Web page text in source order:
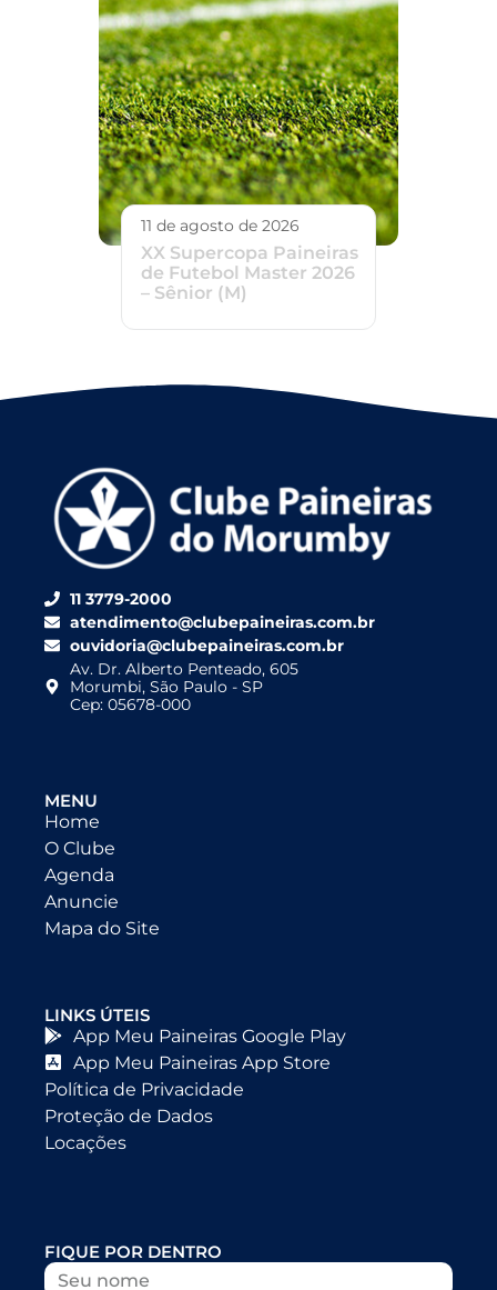
11 de agosto de 2026
XX Supercopa Paineiras
de Futebol Master 2026
– Sênior (M)
11 3779-2000
atendimento@clubepaineiras.com.br
ouvidoria@clubepaineiras.com.br
Av. Dr. Alberto Penteado, 605
Morumbi, São Paulo - SP
Cep: 05678-000
MENU
Home
O Clube
Agenda
Anuncie
Mapa do Site
LINKS ÚTEIS
App Meu Paineiras Google Play
App Meu Paineiras App Store
Política de Privacidade
Proteção de Dados
Locações
FIQUE POR DENTRO